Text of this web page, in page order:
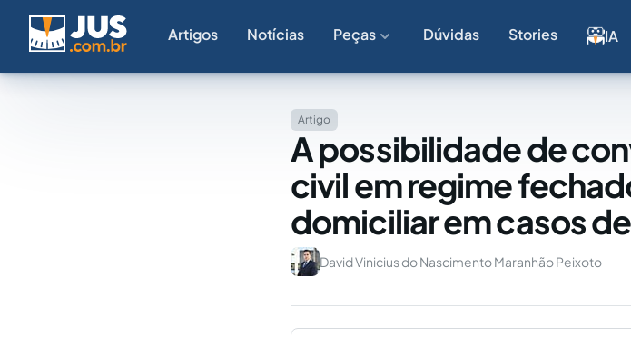
Artigos Notícias Peças Dúvidas Stories IA
Artigo
A possibilidade de
civil em regime
domiciliar em casos
David Vinicius do Nascimento Maranhão Peixoto